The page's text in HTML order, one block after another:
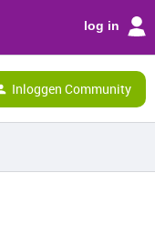
log in
Inloggen Community